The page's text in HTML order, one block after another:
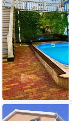
Гостевой
дом